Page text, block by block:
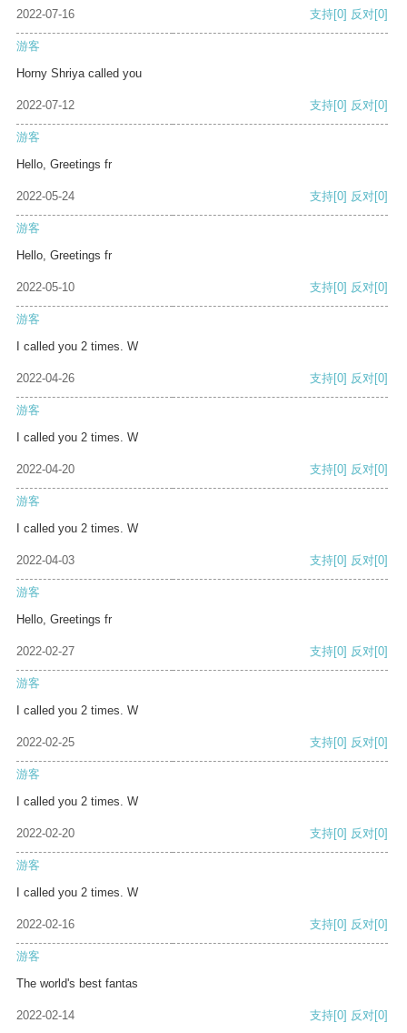
2022-07-16 支持[0] 反对[0]
游客
Horny Shriya called you
2022-07-12 支持[0] 反对[0]
游客
Hello, Greetings fr
2022-05-24 支持[0] 反对[0]
游客
Hello, Greetings fr
2022-05-10 支持[0] 反对[0]
游客
I called you 2 times. W
2022-04-26 支持[0] 反对[0]
游客
I called you 2 times. W
2022-04-20 支持[0] 反对[0]
游客
I called you 2 times. W
2022-04-03 支持[0] 反对[0]
游客
Hello, Greetings fr
2022-02-27 支持[0] 反对[0]
游客
I called you 2 times. W
2022-02-25 支持[0] 反对[0]
游客
I called you 2 times. W
2022-02-20 支持[0] 反对[0]
游客
I called you 2 times. W
2022-02-16 支持[0] 反对[0]
游客
The world's best fantas
2022-02-14 支持[0] 反对[0]